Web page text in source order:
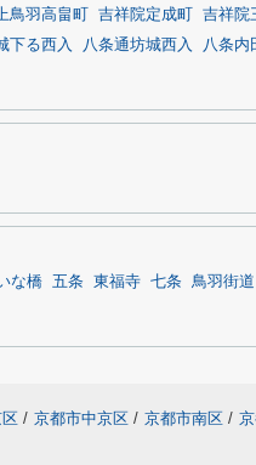
鳥羽高畠町 吉祥院定成町 吉祥院
下る西入 八条通坊城西入 八条内
な橋 五条 東福寺 七条 鳥羽街道
/ 京都市中京区 / 京都市南区 /